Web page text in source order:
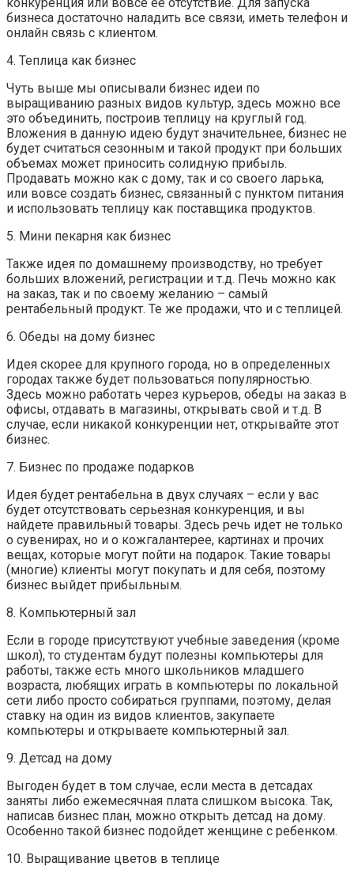
конкуренция или вовсе ее отсутствие. Для запуска
бизнеса достаточно наладить все связи, иметь телефон и
онлайн связь с клиентом.
4. Теплица как бизнес
Чуть выше мы описывали бизнес идеи по
выращиванию разных видов культур, здесь можно все
это объединить, построив теплицу на круглый год.
Вложения в данную идею будут значительнее, бизнес не
будет считаться сезонным и такой продукт при больших
объемах может приносить солидную прибыль.
Продавать можно как с дому, так и со своего ларька,
или вовсе создать бизнес, связанный с пунктом питания
и использовать теплицу как поставщика продуктов.
5. Мини пекарня как бизнес
Также идея по домашнему производству, но требует
больших вложений, регистрации и т.д. Печь можно как
на заказ, так и по своему желанию – самый
рентабельный продукт. Те же продажи, что и с теплицей.
6. Обеды на дому бизнес
Идея скорее для крупного города, но в определенных
городах также будет пользоваться популярностью.
Здесь можно работать через курьеров, обеды на заказ в
офисы, отдавать в магазины, открывать свой и т.д. В
случае, если никакой конкуренции нет, открывайте этот
бизнес.
7. Бизнес по продаже подарков
Идея будет рентабельна в двух случаях – если у вас
будет отсутствовать серьезная конкуренция, и вы
найдете правильный товары. Здесь речь идет не только
о сувенирах, но и о кожгалантерее, картинах и прочих
вещах, которые могут пойти на подарок. Такие товары
(многие) клиенты могут покупать и для себя, поэтому
бизнес выйдет прибыльным.
8. Компьютерный зал
Если в городе присутствуют учебные заведения (кроме
школ), то студентам будут полезны компьютеры для
работы, также есть много школьников младшего
возраста, любящих играть в компьютеры по локальной
сети либо просто собираться группами, поэтому, делая
ставку на один из видов клиентов, закупаете
компьютеры и открываете компьютерный зал.
9. Детсад на дому
Выгоден будет в том случае, если места в детсадах
заняты либо ежемесячная плата слишком высока. Так,
написав бизнес план, можно открыть детсад на дому.
Особенно такой бизнес подойдет женщине с ребенком.
10. Выращивание цветов в теплице